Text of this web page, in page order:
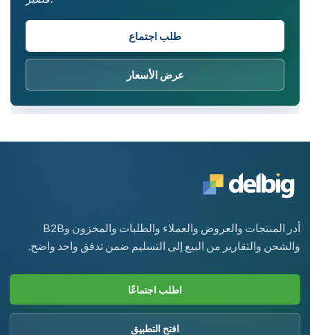
طلب اجتماع
عرض الأسعار
أدر المنتجات والعروض والعملاء والطلبات والمخزون وB2B
والشحن والتقارير من البيع إلى التسليم ضمن تدفق واحد واضح.
اطلب اجتماعًا
افتح التطبيق